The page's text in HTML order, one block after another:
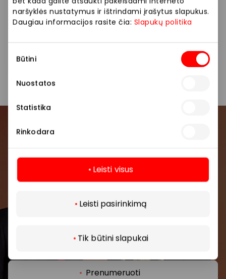
naršyklės nustatymus ir ištrindami įrašytus slapukus.
Daugiau informacijos rasite čia: Slapukų politika
pasirinkimas
Būtini
Nuostatos
Statistika
Rinkodara
Leisti visus
Leisti pasirinkimą
Tik būtini slapukai
Kiekvienas aksesuaras čia pasakoja ypatingą istoriją
Prisijunkite prie mūsų
Pirmieji sužinokite apie geriausius pasiūlymus,
renginius ir naujausią informaciją iš AKROPOLIS
Prenumeruoti
Daugiau